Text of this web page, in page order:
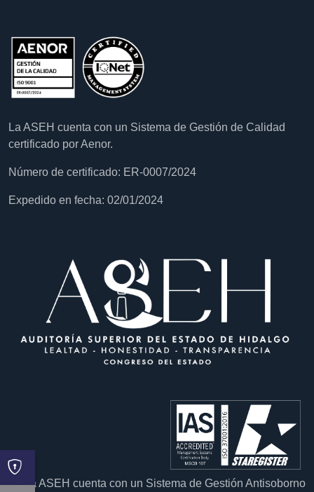
La ASEH cuenta con un Sistema de Gestión de Calidad
certificado por Aenor.
Número de certificado: ER-0007/2024
Expedido en fecha: 02/01/2024
La ASEH cuenta con un Sistema de Gestión Antisoborno